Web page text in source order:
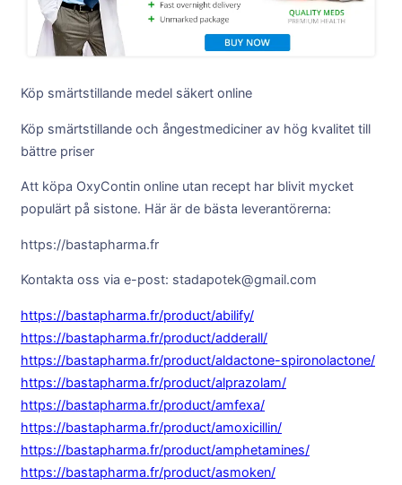
Köp smärtstillande medel säkert online
Köp smärtstillande och ångestmediciner av hög kvalitet till
bättre priser
Att köpa OxyContin online utan recept har blivit mycket
populärt på sistone. Här är de bästa leverantörerna:
https://bastapharma.fr
Kontakta oss via e-post: stadapotek@gmail.com
https://bastapharma.fr/product/abilify/
https://bastapharma.fr/product/adderall/
https://bastapharma.fr/product/aldactone-spironolactone/
https://bastapharma.fr/product/alprazolam/
https://bastapharma.fr/product/amfexa/
https://bastapharma.fr/product/amoxicillin/
https://bastapharma.fr/product/amphetamines/
https://bastapharma.fr/product/asmoken/